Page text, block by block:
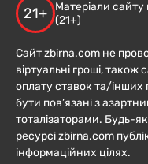
21+
Матеріали сайту
(21+)
Сайт zbirna.com не
віртуальні гроші, також
оплату ставок та/інших
бути пов’язані з
тоталізаторами. Будь-
ресурсі zbirna.com
інформаційних цілях.